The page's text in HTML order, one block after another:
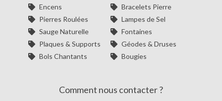
Encens
Bracelets Pierre
Pierres Roulées
Lampes de Sel
Sauge Naturelle
Fontaines
Plaques & Supports
Géodes & Druses
Bols Chantants
Bougies
Comment nous contacter ?